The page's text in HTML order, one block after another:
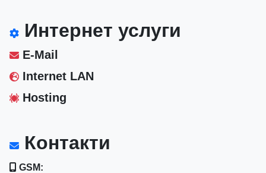
Интернет услуги
E-Mail
Internet LAN
Hosting
Контакти
GSM: